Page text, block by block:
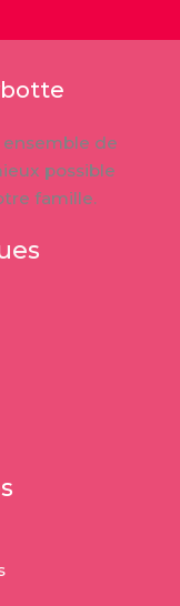
ensemble de
possible
famille.